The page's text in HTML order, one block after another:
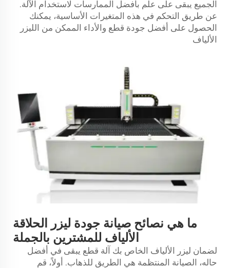
الجميع يبقى على علم بأفضل الممارسات لاستخدام الآلة.
عن طريق التحكم في هذه المتغيرات الأساسية، يمكنك
الحصول على أفضل جودة قطع والأداء الممكن من الليزر
الألياف
ما هي نصائح صيانة جودة ليزر الحلاقة
الألياف للمشترين بالجملة
لضمان ليزر الألياف الخاص بك آلة قطع يبقى في أفضل
حاله، الصيانة المنتظمة هي الطريق للذهاب. أولاً، قم